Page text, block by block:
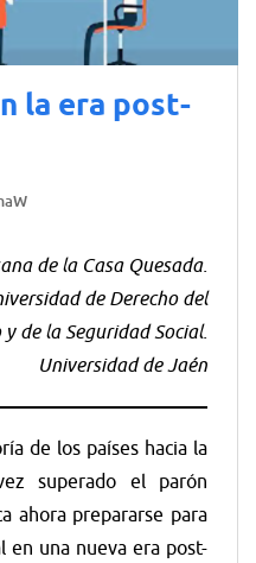
la era post-
de la Casa Quesada.
de Derecho del
y de la Seguridad Social.
Universidad de Jaén
de los países hacia la
superado el parón
ahora prepararse para
en una nueva era post-